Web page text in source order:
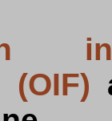
(OIF)